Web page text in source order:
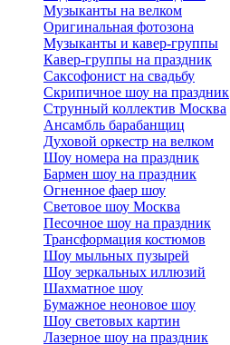
Музыканты на велком
Оригинальная фотозона
Музыканты и кавер-группы
Кавер-группы на праздник
Саксофонист на свадьбу
Скрипичное шоу на праздник
Струнный коллектив Москва
Ансамбль барабанщиц
Духовой оркестр на велком
Шоу номера на праздник
Бармен шоу на праздник
Огненное фаер шоу
Световое шоу Москва
Песочное шоу на праздник
Трансформация костюмов
Шоу мыльных пузырей
Шоу зеркальных иллюзий
Шахматное шоу
Бумажное неоновое шоу
Шоу световых картин
Лазерное шоу на праздник